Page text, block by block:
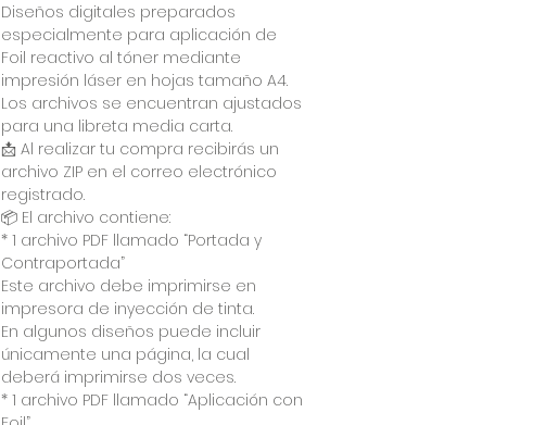
Diseños digitales preparados
especialmente para aplicación de
Foil reactivo al tóner mediante
impresión láser en hojas tamaño A4.
Los archivos se encuentran ajustados
para una libreta media carta.
📩 Al realizar tu compra recibirás un
archivo ZIP en el correo electrónico
registrado.
📦 El archivo contiene:
* 1 archivo PDF llamado “Portada y
Contraportada”
Este archivo debe imprimirse en
impresora de inyección de tinta.
En algunos diseños puede incluir
únicamente una página, la cual
deberá imprimirse dos veces.
* 1 archivo PDF llamado “Aplicación con